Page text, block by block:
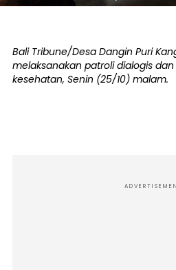
Bali Tribune/Desa Dangin Puri
melaksanakan patroli dialogis
kesehatan, Senin (25/10) malam.